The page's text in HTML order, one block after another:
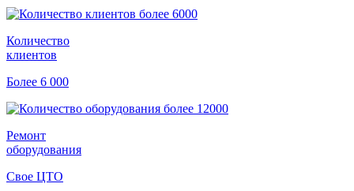
Количество
клиентов
Более 6 000
Ремонт
оборудования
Свое ЦТО